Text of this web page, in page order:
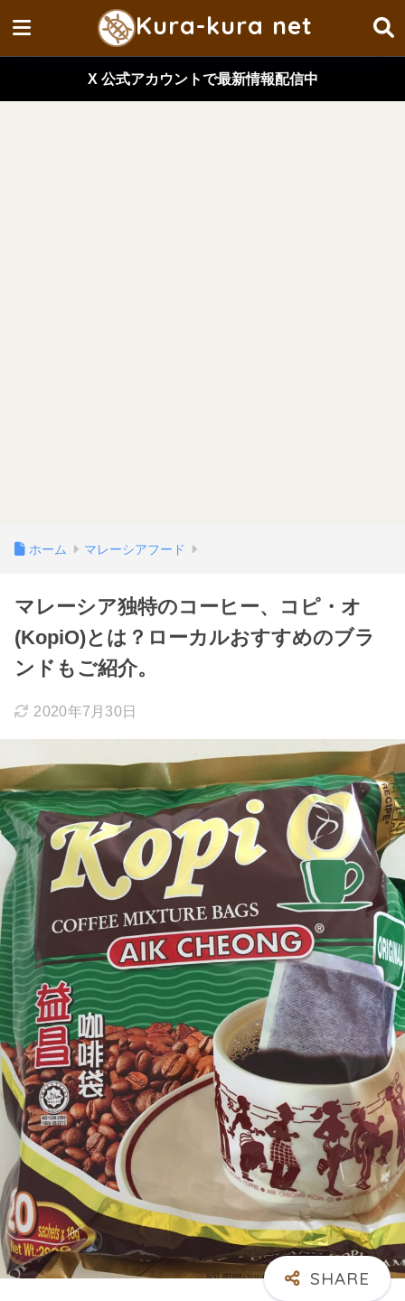
Kura-kura net
X 公式アカウントで最新情報配信中
ホーム マレーシアフード
マレーシア独特のコーヒー、コピ・オ
(KopiO)とは？ローカルおすすめのブラ
ンドもご紹介。
2020年7月30日